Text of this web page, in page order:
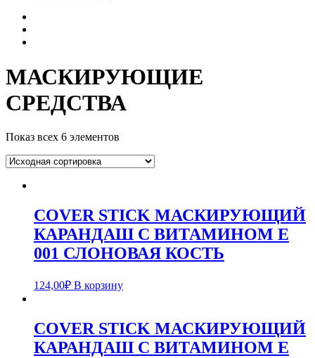
МАСКИРУЮЩИЕ
СРЕДСТВА
Показ всех 6 элементов
COVER STICK МАСКИРУЮЩИЙ
КАРАНДАШ С ВИТАМИНОМ Е
001 СЛОНОВАЯ КОСТЬ
124,00₽ В корзину
COVER STICK МАСКИРУЮЩИЙ
КАРАНДАШ С ВИТАМИНОМ Е